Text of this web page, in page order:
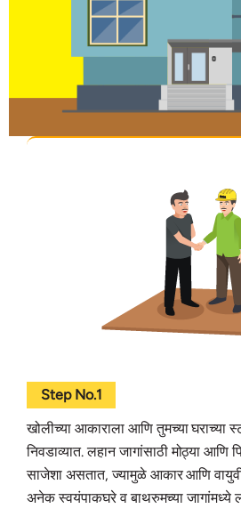
Step No.1
खोलीच्या आकाराला आणि तुमच्या घराच्या
निवडाव्यात. लहान जागांसाठी मोठ्या आणि
साजेशा असतात, ज्यामुळे आकार आणि
अनेक स्वयंपाकघरे व बाथरुमच्या जागांमध्ये